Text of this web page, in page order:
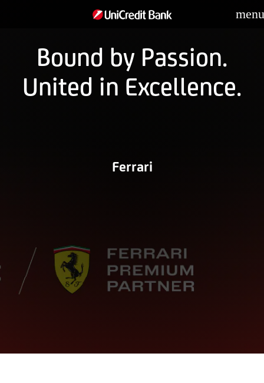
menu
Bound by Passion.
United in Excellence.
Ferrari